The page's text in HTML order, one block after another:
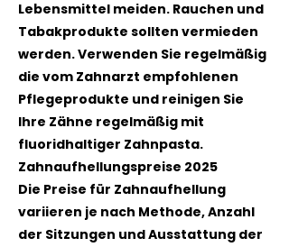
Lebensmittel meiden. Rauchen und
Tabakprodukte sollten vermieden
werden. Verwenden Sie regelmäßig
die vom Zahnarzt empfohlenen
Pflegeprodukte und reinigen Sie
Ihre Zähne regelmäßig mit
fluoridhaltiger Zahnpasta.
Zahnaufhellungspreise 2025
Die Preise für Zahnaufhellung
variieren je nach Methode, Anzahl
der Sitzungen und Ausstattung der